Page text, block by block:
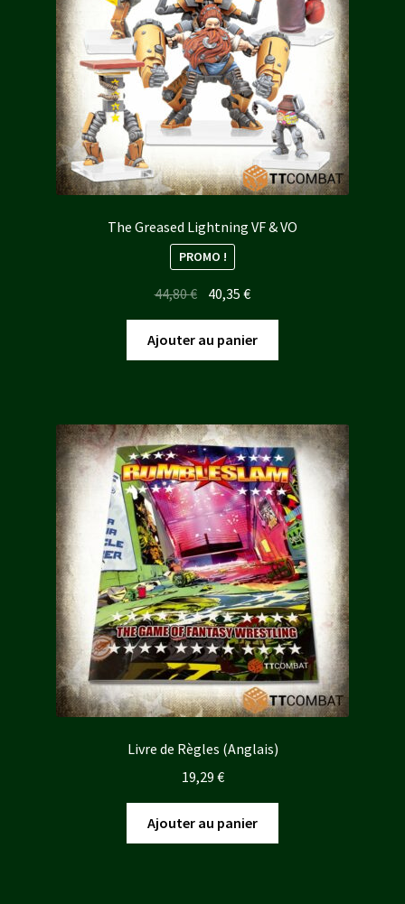
The Greased Lightning VF & VO
PROMO !
44,80€ Le
prix
initial
était :
40,35€Le
prix
actuel
est :
Ajouter au panier
Livre de Règles (Anglais)
19,29 €
Ajouter au panier